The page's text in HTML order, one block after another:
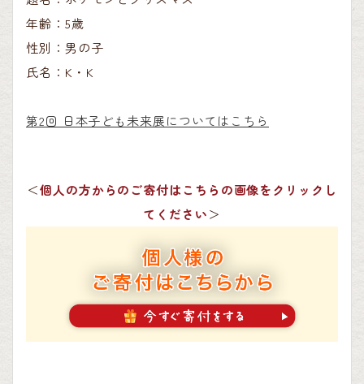
年齢：5歳
性別：男の子
氏名：K・K
第2回 日本子ども未来展についてはこちら
＜個人の方からのご寄付はこちらの画像をクリックし
てください＞